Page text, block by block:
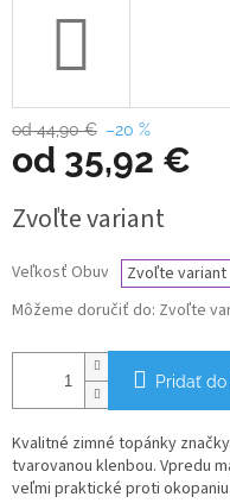
od 44,90 € –20 %
od 35,92 €
cena:
Zvoľte variant
Veľkosť Obuv
Môžeme doručiť do: Zvoľte
Pridať do
Kvalitné zimné topánky
tvarovanou klenbou. Vpredu
veľmi praktické proti